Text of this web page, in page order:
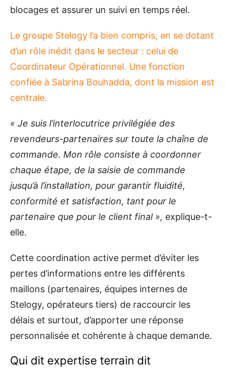
blocages et assurer un suivi en temps réel.
Le groupe Stelogy l’a bien compris, en se dotant
d’un rôle inédit dans le secteur : celui de
Coordinateur Opérationnel. Une fonction
confiée à Sabrina Bouhadda, dont la mission est
centrale.
« Je suis l’interlocutrice privilégiée des
revendeurs-partenaires sur toute la chaîne de
commande. Mon rôle consiste à coordonner
chaque étape, de la saisie de commande
jusqu’à l’installation, pour garantir fluidité,
conformité et satisfaction, tant pour le
partenaire que pour le client final », explique-t-
elle.
Cette coordination active permet d’éviter les
pertes d’informations entre les différents
maillons (partenaires, équipes internes de
Stelogy, opérateurs tiers) de raccourcir les
délais et surtout, d’apporter une réponse
personnalisée et cohérente à chaque demande.
Qui dit expertise terrain dit